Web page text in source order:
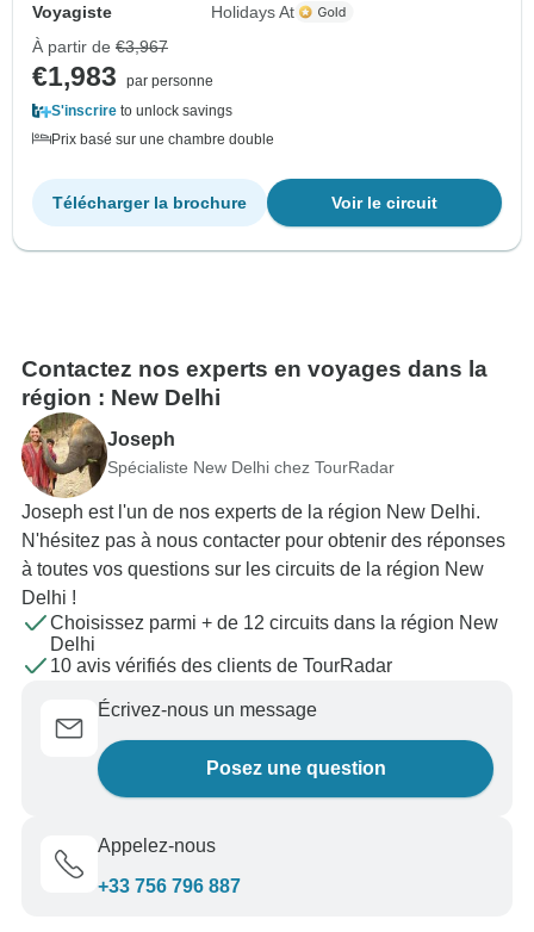
Voyagiste
Holidays At
À partir de €3,967
€1,983
par personne
S'inscrire to unlock savings
Prix basé sur une chambre double
Voir le circuit
Télécharger la brochure
Contactez nos experts en voyages dans la
région : New Delhi
Joseph
Spécialiste New Delhi chez TourRadar
Joseph est l'un de nos experts de la région New Delhi.
N'hésitez pas à nous contacter pour obtenir des réponses
à toutes vos questions sur les circuits de la région New
Delhi !
Choisissez parmi + de 12 circuits dans la région New
Delhi
10 avis vérifiés des clients de TourRadar
Écrivez-nous un message
Posez une question
Appelez-nous
+33 756 796 887